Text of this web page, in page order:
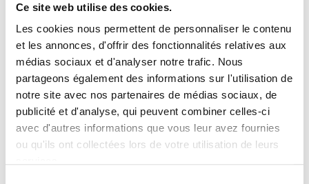
Ce site web utilise des cookies.
Les cookies nous permettent de personnaliser le contenu
et les annonces, d'offrir des fonctionnalités relatives aux
médias sociaux et d'analyser notre trafic. Nous
partageons également des informations sur l'utilisation de
notre site avec nos partenaires de médias sociaux, de
publicité et d'analyse, qui peuvent combiner celles-ci
avec d'autres informations que vous leur avez fournies
ou qu'ils ont collectées lors de votre utilisation de leurs
poche intérieure verrouillable
respirant, coupe-vent et résistant à l'eau
protège-menton
rayures industrielles lavables
grande liberté de mouvement grâce au
matériau élastique.
QUALITÉ
98%/2%; 100%; 60%/40% | polyester
(recycled)/carbon, PU membrane, modacryl/coton